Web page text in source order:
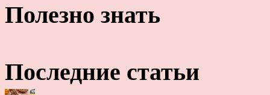
Полезно знать
Последние статьи